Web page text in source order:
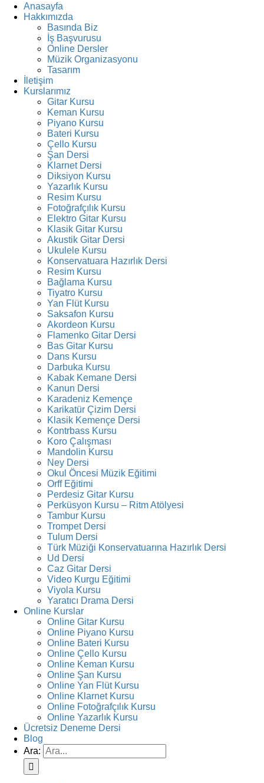
Anasayfa
Hakkımızda
Basında Biz
İş Başvurusu
Online Dersler
Müzik Organizasyonu
Tasarım
İletişim
Kurslarımız
Gitar Kursu
Keman Kursu
Piyano Kursu
Bateri Kursu
Çello Kursu
Şan Dersi
Klarnet Dersi
Diksiyon Kursu
Yazarlık Kursu
Resim Kursu
Fotoğrafçılık Kursu
Elektro Gitar Kursu
Klasik Gitar Kursu
Akustik Gitar Dersi
Ukulele Kursu
Konservatuara Hazırlık Dersi
Resim Kursu
Bağlama Kursu
Tiyatro Kursu
Yan Flüt Kursu
Saksafon Kursu
Akordeon Kursu
Flamenko Gitar Dersi
Bas Gitar Kursu
Dans Kursu
Darbuka Kursu
Kabak Kemane Dersi
Kanun Dersi
Karadeniz Kemençe
Karikatür Çizim Dersi
Klasik Kemençe Dersi
Kontrbass Kursu
Koro Çalışması
Mandolin Kursu
Ney Dersi
Okul Öncesi Müzik Eğitimi
Orff Eğitimi
Perdesiz Gitar Kursu
Perküsyon Kursu – Ritm Atölyesi
Tambur Kursu
Trompet Dersi
Tulum Dersi
Türk Müziği Konservatuarına Hazırlık Dersi
Ud Dersi
Caz Gitar Dersi
Video Kurgu Eğitimi
Viyola Kursu
Yaratıcı Drama Dersi
Online Kurslar
Online Gitar Kursu
Online Piyano Kursu
Online Bateri Kursu
Online Çello Kursu
Online Keman Kursu
Online Şan Kursu
Online Yan Flüt Kursu
Online Klarnet Kursu
Online Fotoğrafçılık Kursu
Online Yazarlık Kursu
Ücretsiz Deneme Dersi
Blog
Ara: